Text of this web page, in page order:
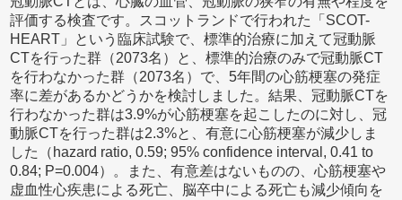
評価する検査です。スコットランドで行われた「SCOT-
HEART」という臨床試験で、標準的治療に加えて冠動脈
CTを行った群（2073名）と、標準的治療のみで冠動脈CT
を行わなかった群（2073名）で、5年間の心筋梗塞の発症
率に差があるかどうかを検討しました。結果、冠動脈CTを
行わなかった群は3.9%が心筋梗塞を起こしたのに対し、冠
動脈CTを行った群は2.3%と、有意に心筋梗塞が減少しま
した（hazard ratio, 0.59; 95% confidence interval, 0.41 to
0.84; P=0.004）。また、有意差はないものの、心筋梗塞や
虚血性心疾患による死亡、脳卒中による死亡も減少傾向を